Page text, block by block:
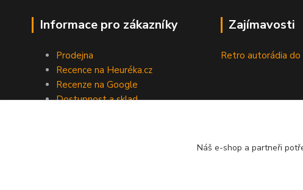
Informace pro zákazníky
Prodejna
Recence na Heuréka.cz
Recenze na Google
Dostupnost a sklad
Zajímavosti
Retro autorádia do
Náš e-shop a partneři